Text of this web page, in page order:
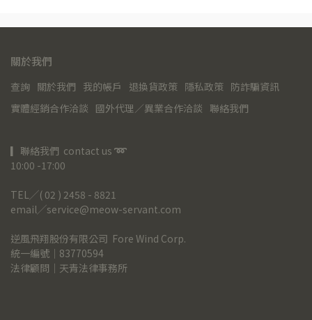
關於我們
查詢 關於我們 我的帳戶 退換貨政策 隱私政策 防詐騙資訊
實體經銷合作洽談 國外代理／異業合作洽談 聯絡我們
▎聯絡我們  contact us ➿
10:00 -17:00
TEL╱( 02 ) 2458 - 8821
email╱service@meow-servant.com
逆風飛翔股份有限公司  Fore Wind Corp.
統一編號｜83770594
法律顧問｜天青法律事務所